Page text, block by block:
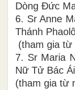
Dòng Đức
6. Sr Anne
Thánh
(tham gia từ
7. Sr Maria
Nữ Tử Bác
(tham gia từ